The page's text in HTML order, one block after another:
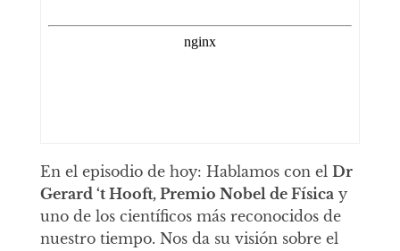
En el episodio de hoy: Hablamos con el Dr
Gerard ‘t Hooft, Premio Nobel de Físicay
uno de los científicos más reconocidos de
nuestro tiempo. Nos da su visión sobre el